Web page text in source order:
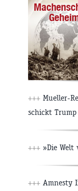
+++ Mueller-
schickt
+++ »Die
+++ Amnesty